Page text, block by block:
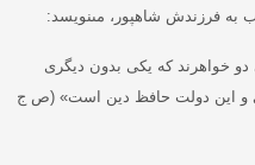
به فرزندش شاهپور، مى‏نويسد :
دو خواهرند كه يكى بدون ديگرى
و اين دولت حافظ دين است» (ص ج